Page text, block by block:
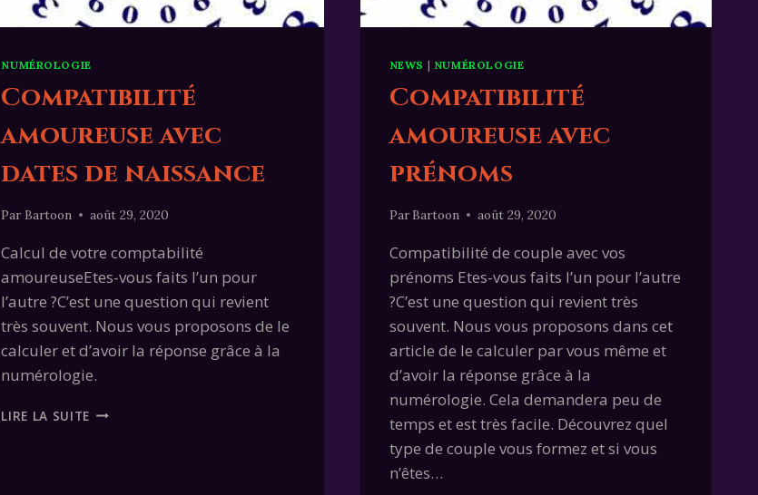
NUMÉROLOGIE
Compatibilité
amoureuse avec
dates de naissance
Par Bartoon août 29, 2020
Calcul de votre comptabilité
amoureuseEtes-vous faits l’un pour
l’autre ?C’est une question qui revient
très souvent. Nous vous proposons de le
calculer et d’avoir la réponse grâce à la
numérologie.
LIRE LA SUITE COMPATIBILITÉ
NEWS | NUMÉROLOGIE
Compatibilité
amoureuse avec
prénoms
Par Bartoon août 29, 2020
Compatibilité de couple avec vos
prénoms Etes-vous faits l’un pour l’autre
?C’est une question qui revient très
souvent. Nous vous proposons dans cet
article de le calculer par vous même et
d’avoir la réponse grâce à la
numérologie. Cela demandera peu de
temps et est très facile. Découvrez quel
type de couple vous formez et si vous
n’êtes…